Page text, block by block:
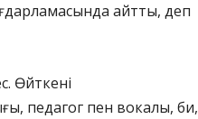
айтты, деп
Өйткені
педагог пен вокалы, би,